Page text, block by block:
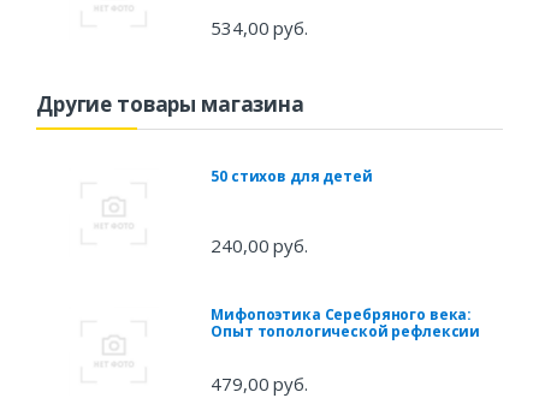
534,00 руб.
Другие товары магазина
50 стихов для детей
240,00 руб.
Мифопоэтика Серебряного века:
Опыт топологической рефлексии
479,00 руб.